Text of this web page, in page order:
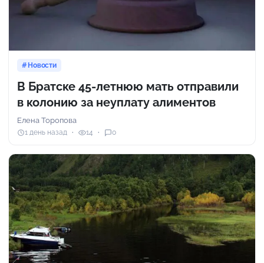
Новости
В Братске 45-летнюю мать отправили
в колонию за неуплату алиментов
Елена Торопова
1 день назад 14 0